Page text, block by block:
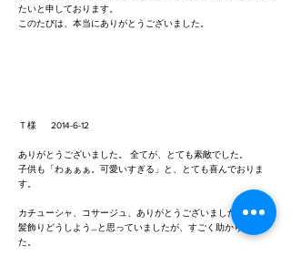
たいと申しております。
このたびは、本当にありがとうございました。
Ｔ様 2014-6-12
ありがとうございました。 全てが、とても素敵でした。
子供も「わぁぁぁ。可愛いすぎる」と、とても喜んでおりま
す。
カチューシャ、コサージュ、ありがとうございました。
髪飾りどうしよう…と思っていましたが、すごく助かりまし
た。